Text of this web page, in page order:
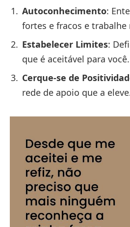
Autoconhecimento:
fortes e fracos e trabalhe
Estabelecer Limites:
que é aceitável para você.
Cerque-se de
rede de apoio que a